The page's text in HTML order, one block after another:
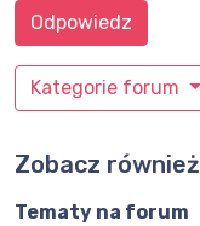
Kategorie forum
Odpowiedz
Zobacz również
Tematy na forum